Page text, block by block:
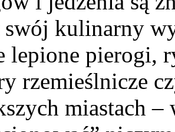
swój kulinarny
lepione pierogi,
rzemieślnicze
miastach –